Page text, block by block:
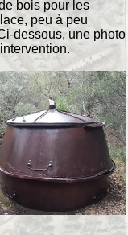
bois pour les
peu à peu
dessous, une photo